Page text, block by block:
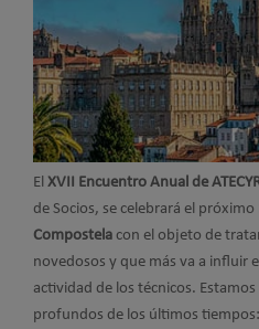
El XVII Encuentro Anual de
de Socios, se celebrará el próximo
Compostela con el objeto de
novedosos y que más va a influir
actividad de los técnicos.
profundos de los últimos tiempos: